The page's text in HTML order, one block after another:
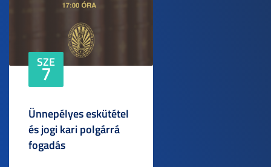
SZE
7
Ünnepélyes eskütétel
és jogi kari polgárrá
fogadás